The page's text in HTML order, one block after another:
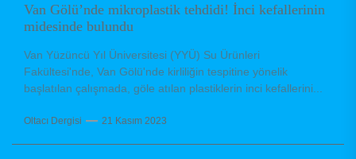
Van Gölü’nde mikroplastik tehdidi! İnci kefallerinin
midesinde bulundu
Van Yüzüncü Yıl Üniversitesi (YYÜ) Su Ürünleri
Fakültesi'nde, Van Gölü'nde kirliliğin tespitine yönelik
başlatılan çalışmada, göle atılan plastiklerin inci kefallerini...
Oltacı Dergisi 21 Kasım 2023